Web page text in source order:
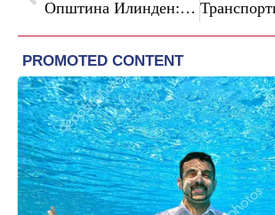
Општина Илинден: Успешно реализирана овогодинешната литературна манифестација „Денови на културата“